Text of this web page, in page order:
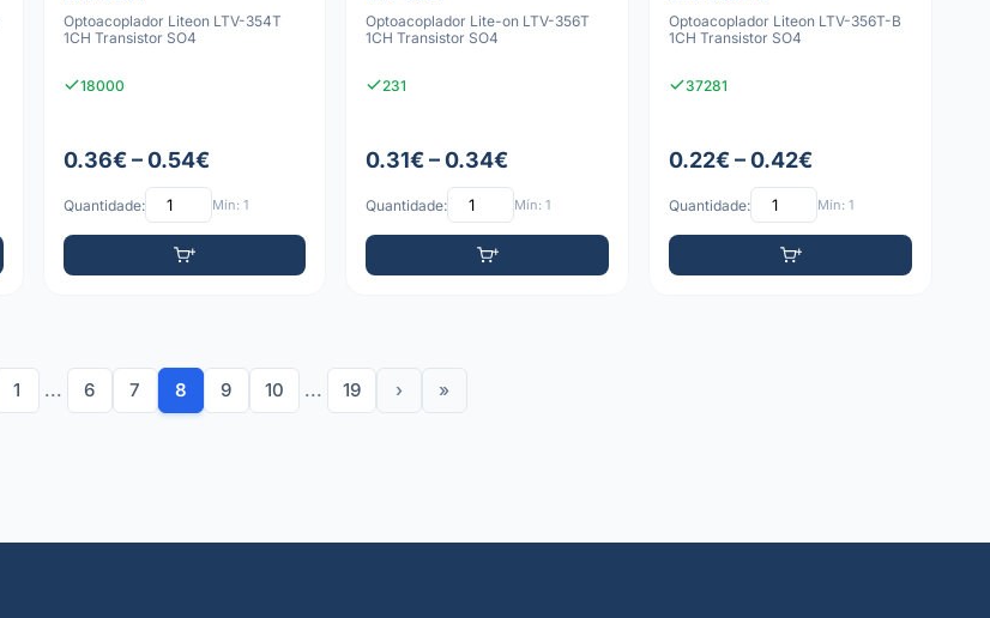
Optoacoplador Liteon LTV-354T
1CH Transistor SO4
18000
0.36€ – 0.54€
Quantidade: Mín: 1
Optoacoplador Lite-on LTV-356T
1CH Transistor SO4
231
0.31€ – 0.34€
Quantidade: Mín: 1
Optoacoplador Liteon LTV-356T-B
1CH Transistor SO4
37281
0.22€ – 0.42€
Quantidade: Mín: 1
1 ... 6 7 8 9 10 ... 19 › »